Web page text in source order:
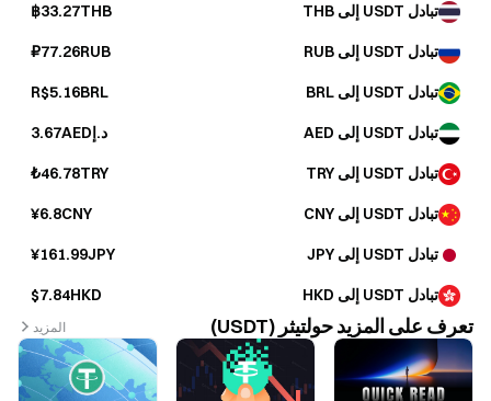
تبادل USDT إلى THB ฿33.27THB
تبادل USDT إلى RUB ₽77.26RUB
تبادل USDT إلى BRL R$5.16BRL
تبادل USDT إلى AED د.إ3.67AED
تبادل USDT إلى TRY ₺46.78TRY
تبادل USDT إلى CNY ¥6.8CNY
تبادل USDT إلى JPY ¥161.99JPY
تبادل USDT إلى HKD $7.84HKD
تعرف على المزيد حولتيثر (USDT) المزيد